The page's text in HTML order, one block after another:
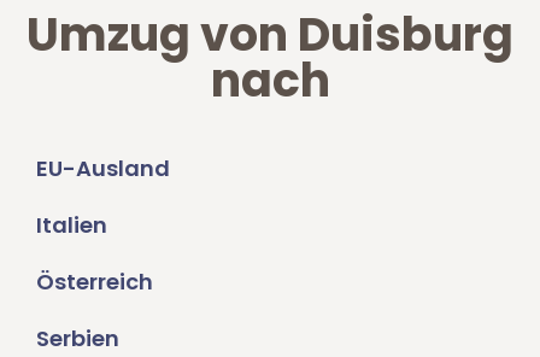
Umzug von Duisburg
nach
EU-Ausland
Italien
Österreich
Serbien